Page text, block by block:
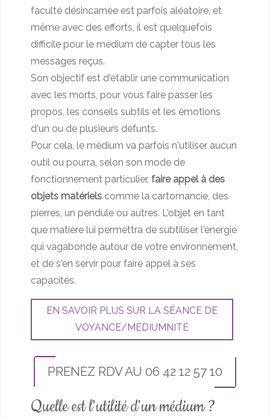
faculté désincarnée est parfois aléatoire, et
même avec des efforts, il est quelquefois
difficile pour le médium de capter tous les
messages reçus.
Son objectif est d'établir une communication
avec les morts, pour vous faire passer les
propos, les conseils subtils et les émotions
d'un ou de plusieurs défunts.
Pour cela, le médium va parfois n'utiliser aucun
outil ou pourra, selon son mode de
fonctionnement particulier, faire appel à des
objets matériels comme la cartomancie, des
pierres, un pendule ou autres. L'objet en tant
que matière lui permettra de subtiliser l'énergie
qui vagabonde autour de votre environnement,
et de s'en servir pour faire appel à ses
capacités.
EN SAVOIR PLUS SUR LA SÉANCE DE
VOYANCE/MÉDIUMNITÉ
PRENEZ RDV AU 06 42 12 57 10
Quelle est l'utilité d'un médium ?